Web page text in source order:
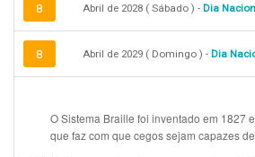
8 Abril de 2028 ( Sábado ) - Dia
8 Abril de 2029 ( Domingo ) - Dia
O Sistema Braille foi inventado em 1827
que faz com que cegos sejam capazes